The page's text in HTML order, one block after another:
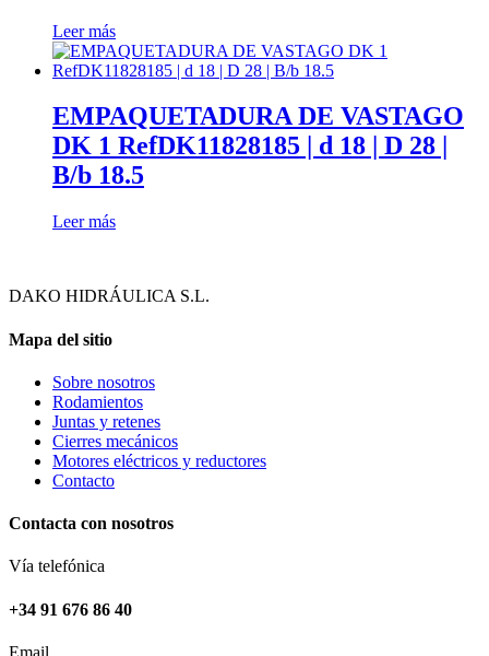
Leer más
EMPAQUETADURA DE VASTAGO
DK 1 RefDK11828185 | d 18 | D 28 |
B/b 18.5
Leer más
DAKO HIDRÁULICA S.L.
Mapa del sitio
Sobre nosotros
Rodamientos
Juntas y retenes
Cierres mecánicos
Motores eléctricos y reductores
Contacto
Contacta con nosotros
Vía telefónica
+34 91 676 86 40
Email